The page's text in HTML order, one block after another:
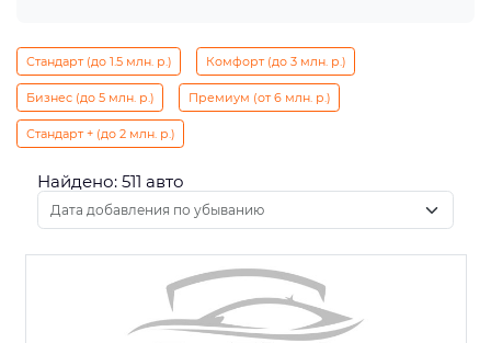
Стандарт (до 1.5 млн. р.) Комфорт (до 3 млн. р.)
Бизнес (до 5 млн. р.) Премиум (от 6 млн. р.)
Стандарт + (до 2 млн. р.)
Найдено: 511 авто